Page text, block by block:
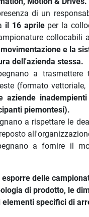
di un
il 16 aprileper la
collocabili
e la
dell'azienda stessa.
a
(formato
aziende
piemontesi).
a rispettare le
a fornire il
delle
di prodotto, le
specifici di